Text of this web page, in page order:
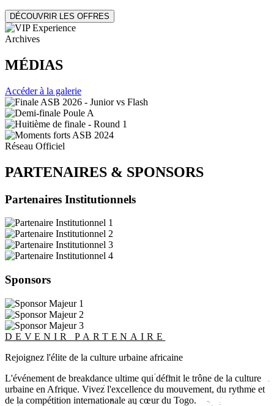
DÉCOUVRIR LES OFFRES
Archives
MÉDIAS
Accéder à la galerie
Réseau Officiel
PARTENAIRES & SPONSORS
Partenaires Institutionnels
Sponsors
DEVENIR PARTENAIRE
Rejoignez l'élite de la culture urbaine africaine
L'événement de breakdance ultime qui définit le trône de la culture
urbaine en Afrique. Vivez l'excellence du mouvement, du rythme et
de la compétition internationale au cœur du Togo.